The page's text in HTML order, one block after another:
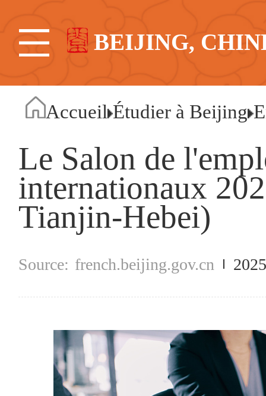
BEIJING,
Accueil Étudier à Beijing
Le Salon de
internationaux
Tianjin-Hebei)
french.beijing.gov.cn